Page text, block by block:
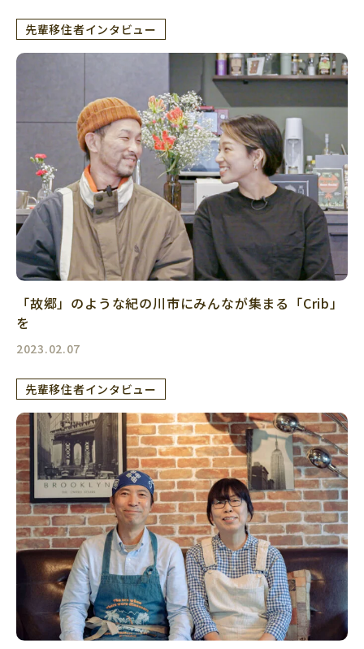
先輩移住者インタビュー
「故郷」のような紀の川市にみんなが集まる「Crib」
を
2023.02.07
先輩移住者インタビュー